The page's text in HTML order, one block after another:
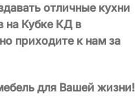
отличные кухни
на Кубке КД в
приходите к нам за
для Вашей жизни!